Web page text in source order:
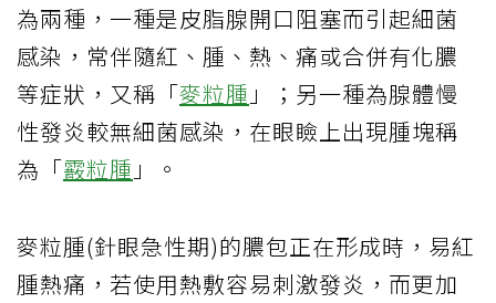
為兩種，一種是皮脂腺開口阻塞而引起細菌
感染，常伴隨紅、腫、熱、痛或合併有化膿
等症狀，又稱「麥粒腫 」；另一種為腺體慢
性發炎較無細菌感染，在眼瞼上出現腫塊稱
為「霰粒腫 」。
麥粒腫(針眼急性期)的膿包正在形成時，易紅
腫熱痛，若使用熱敷容易刺激發炎，而更加